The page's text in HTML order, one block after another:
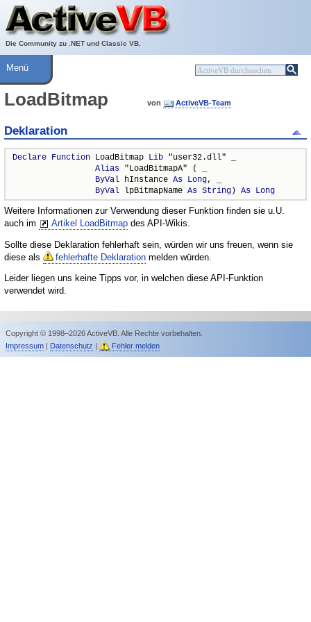
Die Community zu .NET und Classic VB.
Über ActiveVB
Hilfe
Menü
LoadBitmap von ActiveVB-Team
Deklaration
Declare Function LoadBitmap Lib "user32.dll" _
Alias "LoadBitmapA" ( _
ByVal hInstance As Long, _
ByVal lpBitmapName As String) As Long
Weitere Informationen zur Verwendung dieser Funktion finden sie u.U.
auch im
Artikel LoadBitmap des API-Wikis.
Sollte diese Deklaration fehlerhaft sein, würden wir uns freuen, wenn sie
diese als
fehlerhafte Deklaration melden würden.
Leider liegen uns keine Tipps vor, in welchen diese API-Funktion
verwendet wird.
Copyright © 1998–2026 ActiveVB. Alle Rechte vorbehalten.
Impressum| Datenschutz | Fehler melden